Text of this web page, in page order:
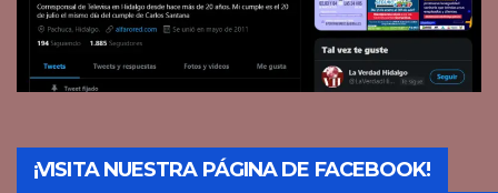
¡VISITA NUESTRA PÁGINA DE FACEBOOK!